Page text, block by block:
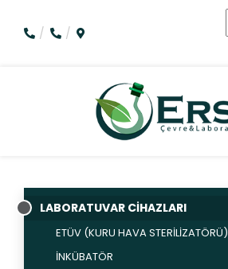
LABORATUVAR CİHAZLARI
ETÜV (KURU HAVA STERİLİZATÖRÜ)
İNKÜBATÖR